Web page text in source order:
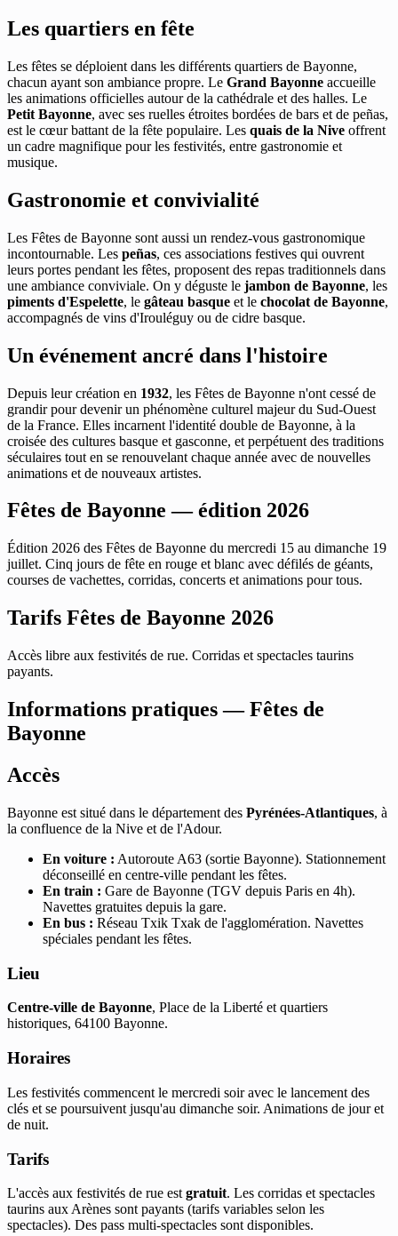
Les quartiers en fête
Les fêtes se déploient dans les différents quartiers de Bayonne,
chacun ayant son ambiance propre. Le Grand Bayonne accueille
les animations officielles autour de la cathédrale et des halles. Le
Petit Bayonne, avec ses ruelles étroites bordées de bars et de peñas,
est le cœur battant de la fête populaire. Les quais de la Nive offrent
un cadre magnifique pour les festivités, entre gastronomie et
musique.
Gastronomie et convivialité
Les Fêtes de Bayonne sont aussi un rendez-vous gastronomique
incontournable. Les peñas, ces associations festives qui ouvrent
leurs portes pendant les fêtes, proposent des repas traditionnels dans
une ambiance conviviale. On y déguste le jambon de Bayonne, les
piments d'Espelette, le gâteau basque et le chocolat de Bayonne,
accompagnés de vins d'Irouléguy ou de cidre basque.
Un événement ancré dans l'histoire
Depuis leur création en 1932, les Fêtes de Bayonne n'ont cessé de
grandir pour devenir un phénomène culturel majeur du Sud-Ouest
de la France. Elles incarnent l'identité double de Bayonne, à la
croisée des cultures basque et gasconne, et perpétuent des traditions
séculaires tout en se renouvelant chaque année avec de nouvelles
animations et de nouveaux artistes.
Fêtes de Bayonne — édition 2026
Édition 2026 des Fêtes de Bayonne du mercredi 15 au dimanche 19
juillet. Cinq jours de fête en rouge et blanc avec défilés de géants,
courses de vachettes, corridas, concerts et animations pour tous.
Tarifs Fêtes de Bayonne 2026
Accès libre aux festivités de rue. Corridas et spectacles taurins
payants.
Informations pratiques — Fêtes de
Bayonne
Accès
Bayonne est situé dans le département des Pyrénées-Atlantiques, à
la confluence de la Nive et de l'Adour.
En voiture : Autoroute A63 (sortie Bayonne). Stationnement
déconseillé en centre-ville pendant les fêtes.
En train : Gare de Bayonne (TGV depuis Paris en 4h).
Navettes gratuites depuis la gare.
En bus : Réseau Txik Txak de l'agglomération. Navettes
spéciales pendant les fêtes.
Lieu
Centre-ville de Bayonne, Place de la Liberté et quartiers
historiques, 64100 Bayonne.
Horaires
Les festivités commencent le mercredi soir avec le lancement des
clés et se poursuivent jusqu'au dimanche soir. Animations de jour et
de nuit.
Tarifs
L'accès aux festivités de rue est gratuit. Les corridas et spectacles
taurins aux Arènes sont payants (tarifs variables selon les
spectacles). Des pass multi-spectacles sont disponibles.